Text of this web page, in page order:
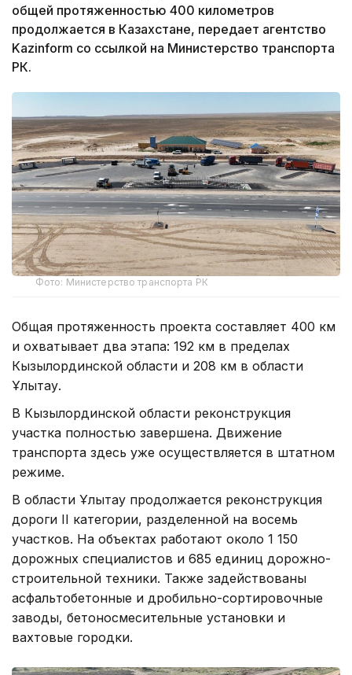
общей протяженностью 400 километров
продолжается в Казахстане, передает агентство
Kazinform со ссылкой на Министерство транспорта
РК.
Фото: Министерство транспорта РК
Общая протяженность проекта составляет 400 км
и охватывает два этапа: 192 км в пределах
Кызылординской области и 208 км в области
Ұлытау.
В Кызылординской области реконструкция
участка полностью завершена. Движение
транспорта здесь уже осуществляется в штатном
режиме.
В области Ұлытау продолжается реконструкция
дороги II категории, разделенной на восемь
участков. На объектах работают около 1 150
дорожных специалистов и 685 единиц дорожно-
строительной техники. Также задействованы
асфальтобетонные и дробильно-сортировочные
заводы, бетоносмесительные установки и
вахтовые городки.